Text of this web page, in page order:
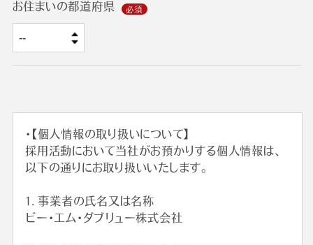
お住まいの都道府県
・【個人情報の取り扱いについて】
採用活動において当社がお預かりする個人情報は、
以下の通りにお取り扱いいたします。
1. 事業者の氏名又は名称
ビー・エム・ダブリュー株式会社